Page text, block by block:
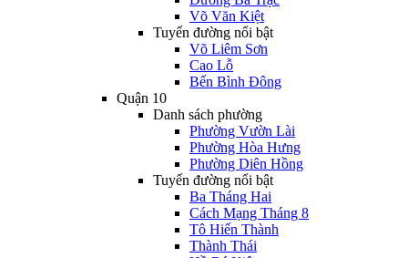
Võ Văn Kiệt
Tuyến đường nổi bật
Võ Liêm Sơn
Cao Lỗ
Bến Bình Đông
Quận 10
Danh sách phường
Phường Vườn Lài
Phường Hòa Hưng
Phường Diên Hồng
Tuyến đường nổi bật
Ba Tháng Hai
Cách Mạng Tháng 8
Tô Hiến Thành
Thành Thái